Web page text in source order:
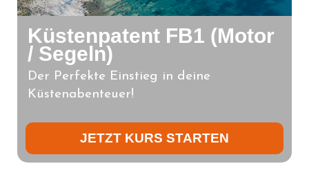
Küstenpatent FB1 (Motor
/ Segeln)
Der Perfekte Einstieg in deine
Küstenabenteuer!
JETZT KURS STARTEN